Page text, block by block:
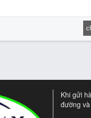
Khi gửi
đường